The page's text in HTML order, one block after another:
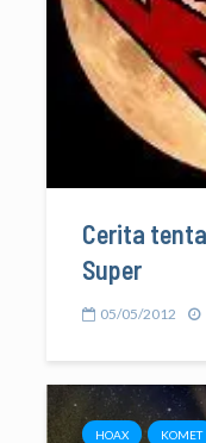
Cerita
Super
05/05/2012
HOAX KOMET